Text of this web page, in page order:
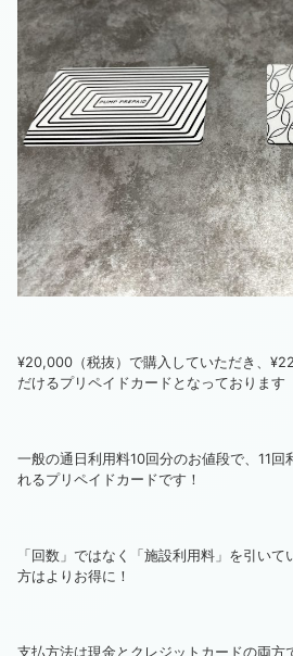
¥20,000（税抜）で購入していただき、
だけるプリペイドカードとなっております
一般の通日利用料10回分のお値段で、11回
れるプリペイドカードです！
「回数」ではなく「施設利用料」を引い
方はよりお得に！
支払方法は現金とクレジットカードの両方